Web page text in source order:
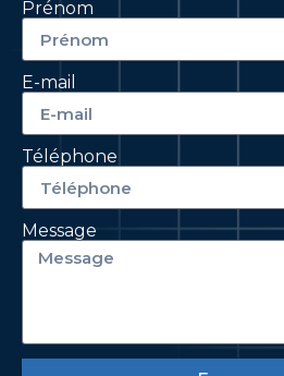
Prénom
E-mail
Téléphone
Message